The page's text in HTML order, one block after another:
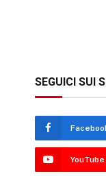
SEGUICI SUI
YouTube